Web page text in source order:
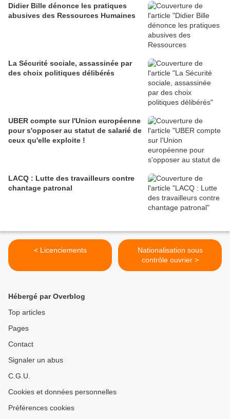
Didier Bille dénonce les pratiques
abusives des Ressources Humaines
La Sécurité sociale, assassinée par
des choix politiques délibérés
UBER compte sur l'Union européenne
pour s'opposer au statut de salarié de
ceux qu'elle exploite !
LACQ : Lutte des travailleurs contre
chantage patronal
< Licenciements
Nationalisation sous
contrôle ouvrier >
Hébergé par Overblog
Top articles
Pages
Contact
Signaler un abus
C.G.U.
Cookies et données personnelles
Préférences cookies